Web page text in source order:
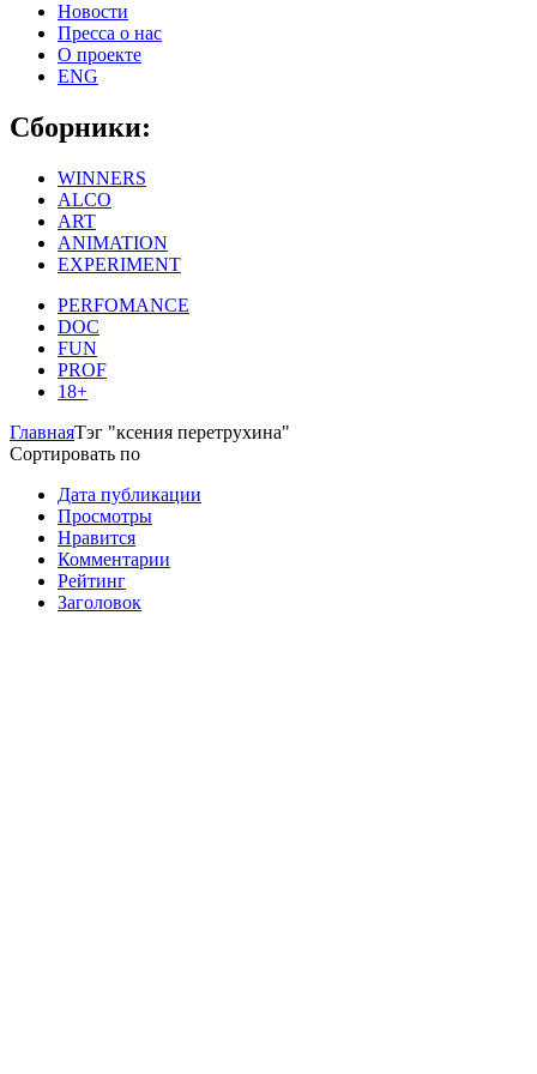
Новости
Пресса о нас
О проекте
ENG
Сборники:
WINNERS
ALCO
ART
ANIMATION
EXPERIMENT
PERFOMANCE
DOC
FUN
PROF
18+
ГлавнаяТэг "ксения перетрухина"
Сортировать по
Дата публикации
Просмотры
Нравится
Комментарии
Рейтинг
Заголовок